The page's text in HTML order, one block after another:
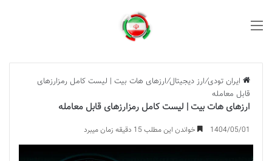
ایران تودی/ارز دیجیتال/ارزهای هات بیت | لیست کامل رمزارزهای
قابل معامله
ارزهای هات بیت | لیست کامل رمزارزهای قابل معامله
1404/05/01 خواندن این مطلب 15 دقیقه زمان میبرد